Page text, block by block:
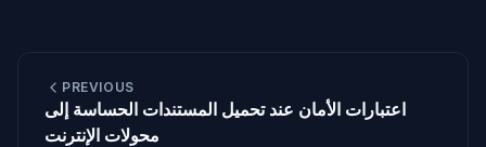
PREVIOUS
اعتبارات الأمان عند تحميل المستندات الحساسة إلى
محولات الإنترنت